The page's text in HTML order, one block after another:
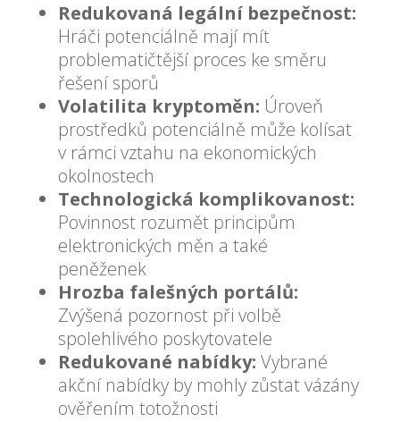
Redukovaná legální bezpečnost:
Hráči potenciálně mají mít
problematičtější proces ke směru
řešení sporů
Volatilita kryptoměn: Úroveň
prostředků potenciálně může kolísat
v rámci vztahu na ekonomických
okolnostech
Technologická komplikovanost:
Povinnost rozumět principům
elektronických měn a také
peněženek
Hrozba falešných portálů:
Zvýšená pozornost při volbě
spolehlivého poskytovatele
Redukované nabídky: Vybrané
akční nabídky by mohly zůstat vázány
ověřením totožnosti